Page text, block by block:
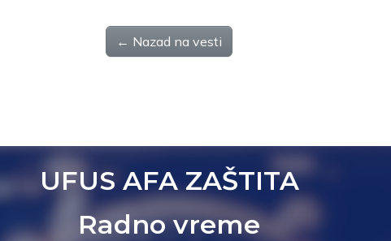
← Nazad na vesti
UFUS AFA ZAŠTITA
Radno vreme